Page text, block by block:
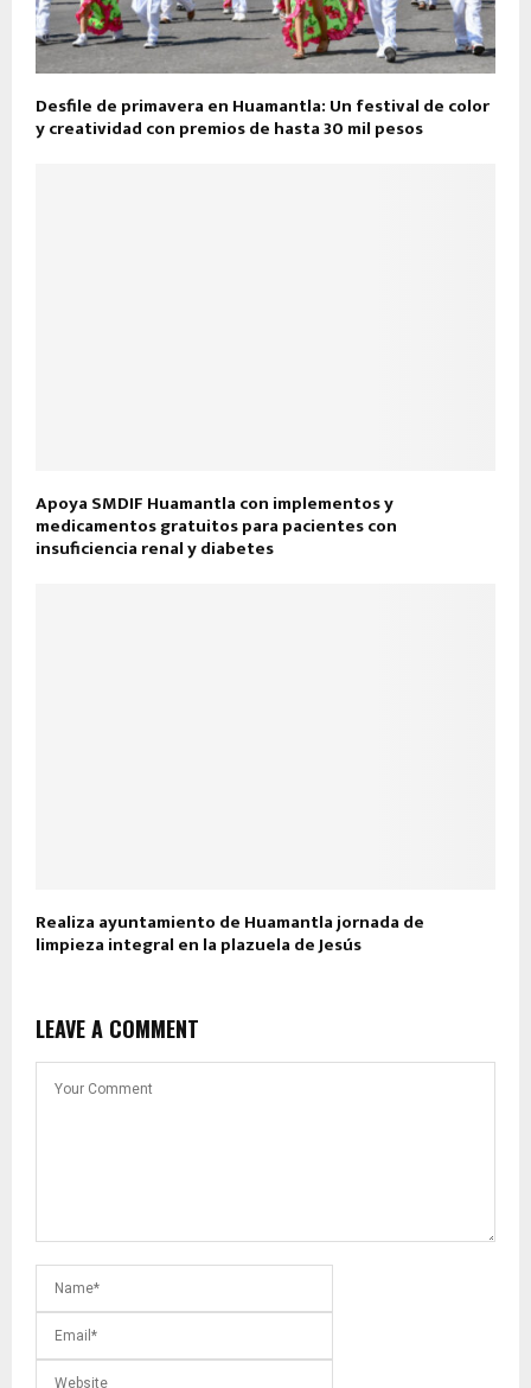
Desfile de primavera en Huamantla: Un festival de color
y creatividad con premios de hasta 30 mil pesos
Apoya SMDIF Huamantla con implementos y
medicamentos gratuitos para pacientes con
insuficiencia renal y diabetes
Realiza ayuntamiento de Huamantla jornada de
limpieza integral en la plazuela de Jesús
LEAVE A COMMENT